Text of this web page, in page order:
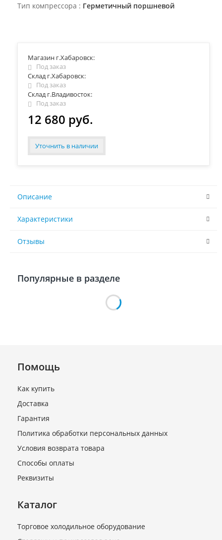
Тип компрессора
Герметичный поршневой
Магазин г.Хабаровск:
Под заказ
Склад г.Хабаровск:
Под заказ
Склад г.Владивосток:
Под заказ
12 680 руб.
Уточнить в наличии
Описание
Характеристики
Отзывы
Популярные в разделе
Компрессор (R134 ст
12,87) SC 12 G
В наличии
15 080 руб.
Помощь
Как купить
Доставка
Гарантия
Политика обработки персональных данных
Условия возврата товара
Способы оплаты
Реквизиты
Каталог
Торговое холодильное оборудование